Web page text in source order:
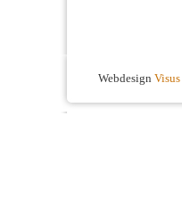
Webdesign Visus